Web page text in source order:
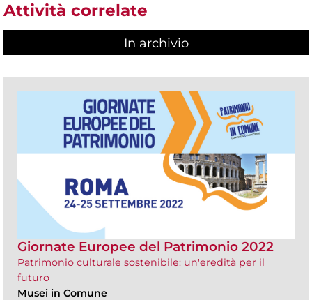
Attività correlate
In archivio
Giornate Europee del Patrimonio 2022
Patrimonio culturale sostenibile: un'eredità per il
futuro
Musei in Comune